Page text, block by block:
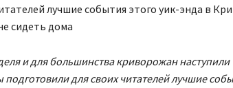
лучшие события этого уик-энда в
сидеть дома
и для большинства криворожан наступили
для своих читателей лучшие